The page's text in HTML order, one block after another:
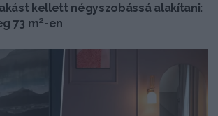
kellett négyszobássá alakítani:
73 m²-en